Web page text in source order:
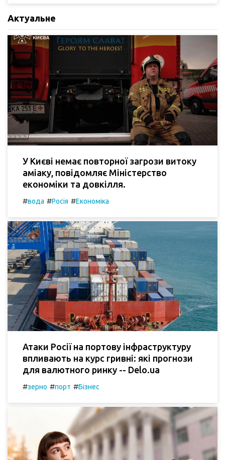
Актуальне
У Києві немає повторної загрози витоку
аміаку, повідомляє Міністерство
економіки та довкілля.
#вода #Росія #Економіка
Атаки Росії на портову інфраструктуру
впливають на курс гривні: які прогнози
для валютного ринку -- Delo.ua
#зерно #порт #Бізнес